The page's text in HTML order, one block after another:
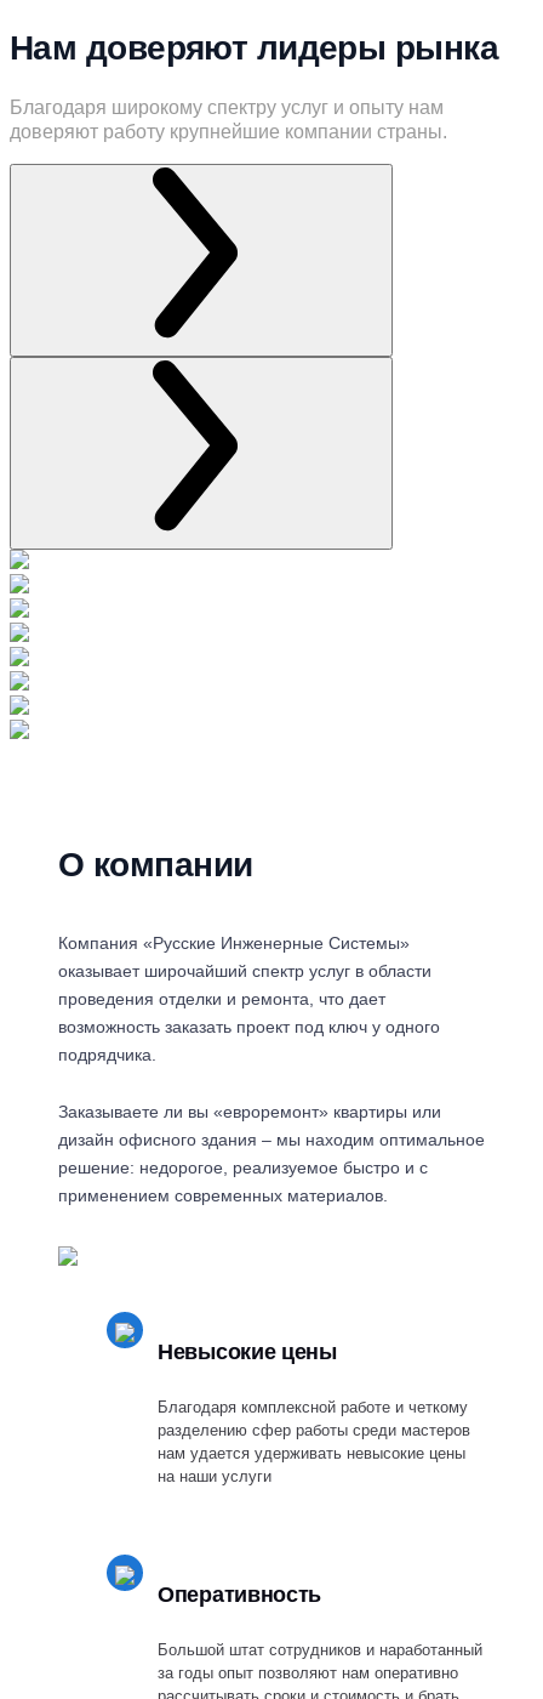
Нам доверяют лидеры рынка
Благодаря широкому спектру услуг и опыту нам
доверяют работу крупнейшие компании страны.
О компании
Компания «Русские Инженерные Системы»
оказывает широчайший спектр услуг в области
проведения отделки и ремонта, что дает
возможность заказать проект под ключ у одного
подрядчика.
Заказываете ли вы «евроремонт» квартиры или
дизайн офисного здания – мы находим оптимальное
решение: недорогое, реализуемое быстро и с
применением современных материалов.
Невысокие цены
Благодаря комплексной работе и четкому
разделению сфер работы среди мастеров
нам удается удерживать невысокие цены
на наши услуги
Оперативность
Большой штат сотрудников и наработанный
за годы опыт позволяют нам оперативно